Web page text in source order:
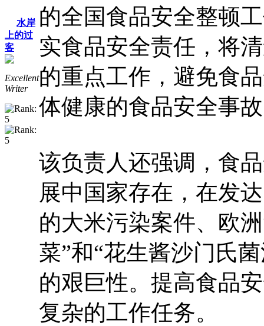
水岸
上的过
客
Excellent
Writer
的全国食品安全整顿
实食品安全责任，将
的重点工作，避免食
体健康的食品安全事
该负责人还强调，食
展中国家存在，在发
的大米污染案件、欧
菜”和“花生酱沙门氏
的艰巨性。提高食品
复杂的工作任务。